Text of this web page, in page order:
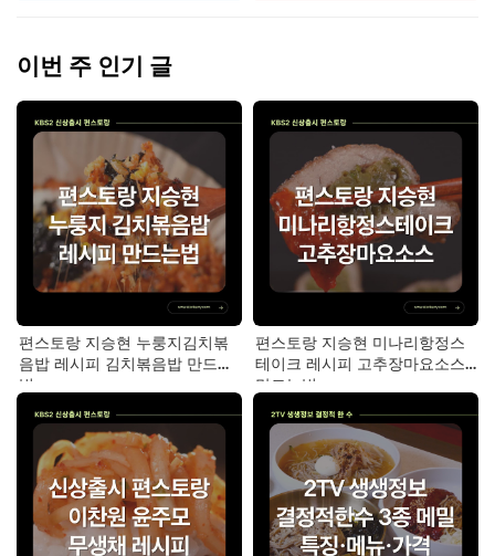
이번 주 인기 글
편스토랑 지승현 누룽지김치볶
음밥 레시피 김치볶음밥 만드는
법
편스토랑 지승현 미나리항정스
테이크 레시피 고추장마요소스
만드는법